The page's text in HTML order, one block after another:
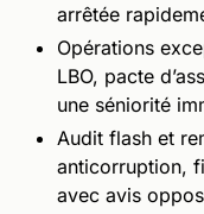
arrêtée
Opérations
LBO, pacte
une séniorité
Audit flash et
anticorruption,
avec avis